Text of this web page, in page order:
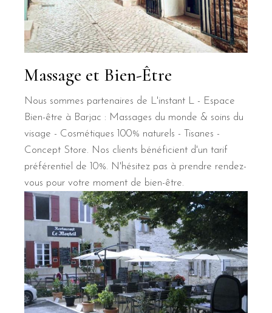
Massage et Bien-Être
Nous sommes partenaires de L'instant L - Espace
Bien-être à Barjac : Massages du monde & soins du
visage - Cosmétiques 100% naturels - Tisanes -
Concept Store. Nos clients bénéficient d'un tarif
préférentiel de 10%. N'hésitez pas à prendre rendez-
vous pour votre moment de bien-être.